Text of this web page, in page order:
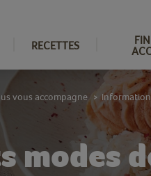
RECETTES
modes
vous accompagne >